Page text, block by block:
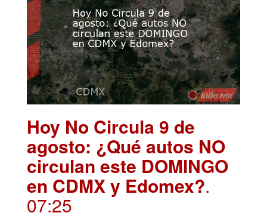
Hoy No Circula 9 de
agosto: ¿Qué autos NO
circulan este DOMINGO
en CDMX y Edomex?.
07:25